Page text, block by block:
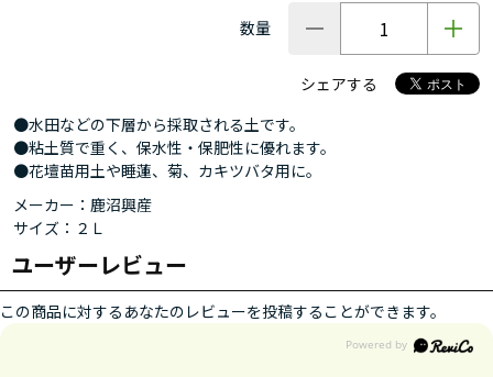
数量
シェアする
●水田などの下層から採取される土です。
●粘土質で重く、保水性・保肥性に優れます。
●花壇苗用土や睡蓮、菊、カキツバタ用に。
メーカー：鹿沼興産
サイズ：２Ｌ
ユーザーレビュー
この商品に対するあなたのレビューを投稿することができます。